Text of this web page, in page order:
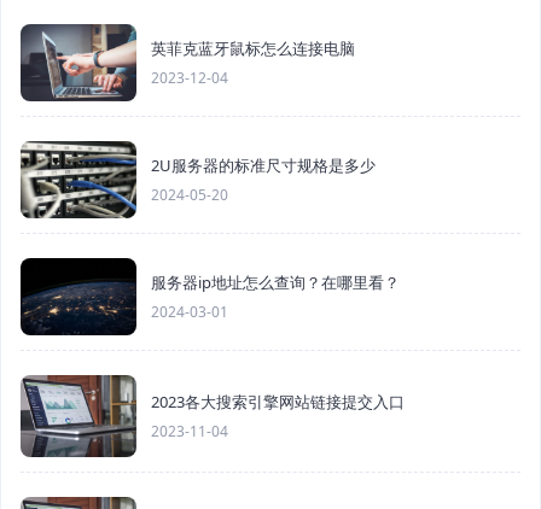
英菲克蓝牙鼠标怎么连接电脑
2023-12-04
2U服务器的标准尺寸规格是多少
2024-05-20
服务器ip地址怎么查询？在哪里看？
2024-03-01
2023各大搜索引擎网站链接提交入口
2023-11-04